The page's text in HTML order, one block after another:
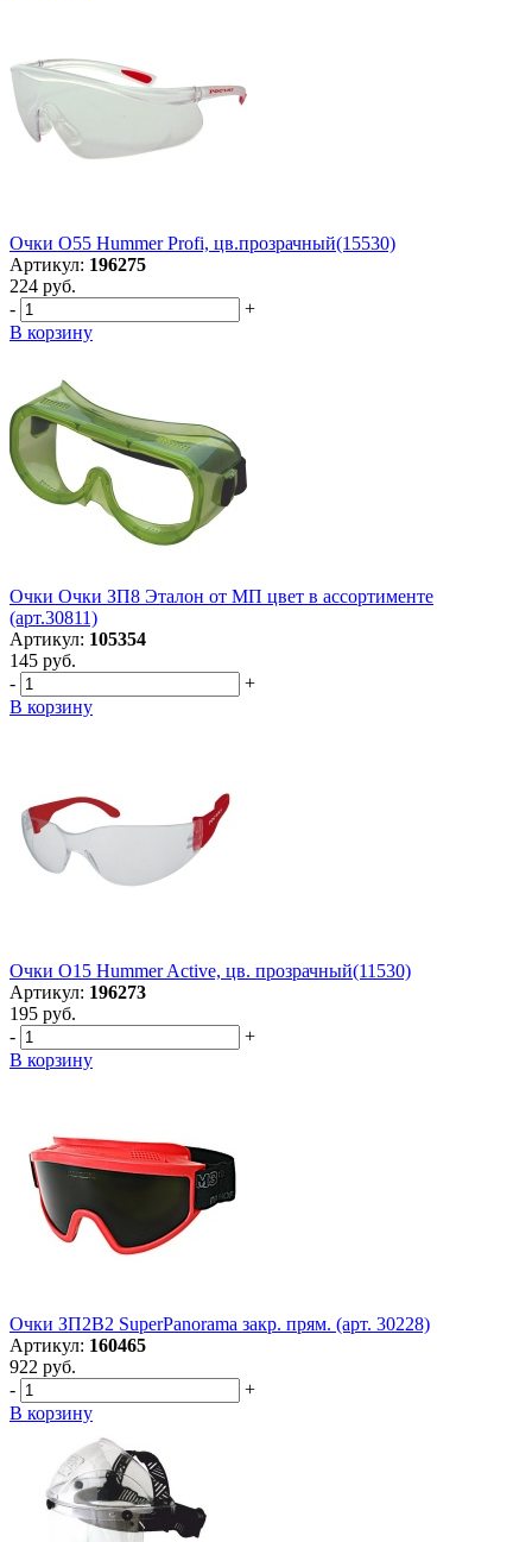
Очки О55 Hummer Profi, цв.прозрачный(15530)
Артикул: 196275
224 руб.
-
+
В корзину
Очки Очки ЗП8 Эталон от МП цвет в ассортименте
(арт.30811)
Артикул: 105354
145 руб.
-
+
В корзину
Очки О15 Hummer Active, цв. прозрачный(11530)
Артикул: 196273
195 руб.
-
+
В корзину
Очки ЗП2В2 SuperPanorama закр. прям. (арт. 30228)
Артикул: 160465
922 руб.
-
+
В корзину